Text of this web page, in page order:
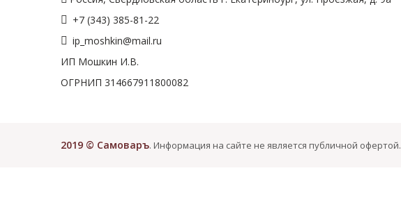
+7 (343) 385-81-22
ip_moshkin@mail.ru
ИП Мошкин И.В.
ОГРНИП 314667911800082
2019 © Самоваръ. Информация на сайте не является публичной офертой.